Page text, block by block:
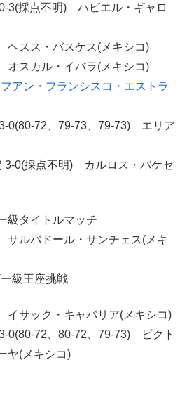
3(採点不明) ハビエル・ギャロ
スス・バスケス(メキシコ)
スカル・イバラ(メキシコ)
フアン・フランシスコ・エストラ
0(80-72、79-73、79-73) エリア
0(採点不明) カルロス・バケセ
級タイトルマッチ
ルバドール・サンチェス(メキ
級王座挑戦
サック・キャバリア(メキシコ)
0(80-72、80-72、79-73) ビクト
ヤ(メキシコ)